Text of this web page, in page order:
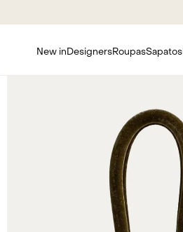
New in DesignersRoupasSapatos